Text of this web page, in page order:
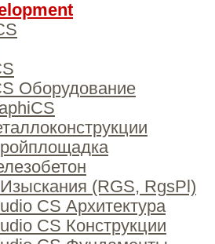
Оборудование
(RGS, RgsPl)
CS Архитектура
CS Конструкции